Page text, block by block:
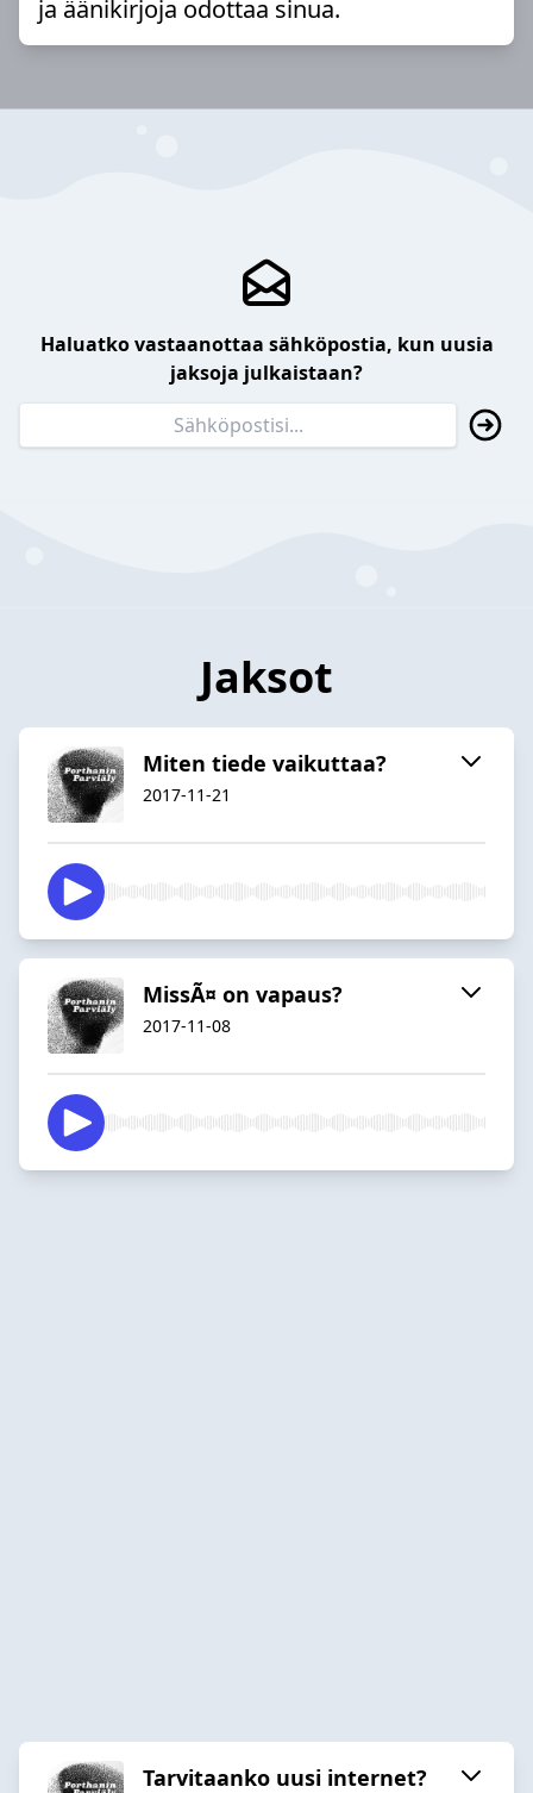
ja äänikirjoja odottaa sinua.
Haluatko vastaanottaa sähköpostia, kun uusia
jaksoja julkaistaan?
Jaksot
Miten tiede vaikuttaa?
2017-11-21
MissÃ¤ on vapaus?
2017-11-08
Tarvitaanko uusi internet?